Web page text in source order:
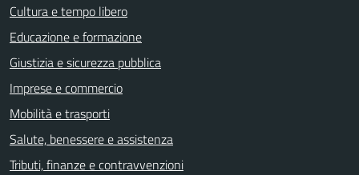
Cultura e tempo libero
Educazione e formazione
Giustizia e sicurezza pubblica
Imprese e commercio
Mobilità e trasporti
Salute, benessere e assistenza
Tributi, finanze e contravvenzioni